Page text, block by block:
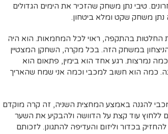
טיבי נתן משחק שהזכיר את הימים הגדולים
נתן משחק שקט ומלא ביטחון.
בהתקפה, ראוי לכל המחמאות. הוא היה
במשחק הזה. בכל מקרה, השחקן המצטיין
נמרצות. רגע אחד הוא בימין, פתאום הוא
כמה הוא חשוב למכבי וכמה אני שמח שהאריך
להגנה באמצע המחצית השניה, זה קרה מוקדם
ללחוץ עוד קצת על הדוושה ולהבקיע את השער
בכדור וליזום והעדיפה להתגונן. לזכותם